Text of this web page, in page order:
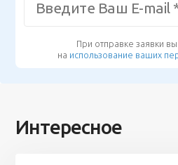
При отправке заявки
на использование ваших
Интересное